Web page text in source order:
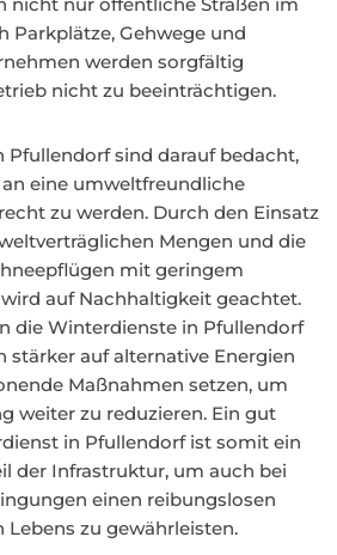
Parkplätze, Gehwege und
werden sorgfältig
nicht zu beeinträchtigen.
Pfullendorf sind darauf bedacht,
eine umweltfreundliche
zu werden. Durch den Einsatz
Mengen und die
mit geringem
auf Nachhaltigkeit geachtet.
die Winterdienste in Pfullendorf
stärker auf alternative Energien
Maßnahmen setzen, um
weiter zu reduzieren. Ein gut
in Pfullendorf ist somit ein
der Infrastruktur, um auch bei
einen reibungslosen
zu gewährleisten.